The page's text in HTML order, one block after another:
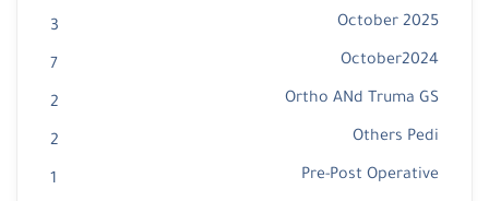
October 2025
3
October2024
7
Ortho ANd Truma GS
2
Others Pedi
2
Pre-Post Operative
1